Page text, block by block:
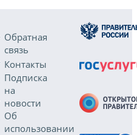
Обратная
связь
Контакты
Подписка
на
новости
Об
использовании